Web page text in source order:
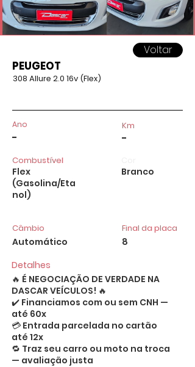
Voltar
PEUGEOT
308 Allure 2.0 16v (Flex)
Ano
-
Combustível
Flex
(Gasolina/Eta
nol)
Câmbio
Automático
Km
-
Branco
Final da placa
8
Detalhes
🔥 É NEGOCIAÇÃO DE VERDADE NA
DASCAR VEÍCULOS! 🔥
✔️ Financiamos com ou sem CNH —
até 60x
💳 Entrada parcelada no cartão
até 12x
🔁 Traz seu carro ou moto na troca
— avaliação justa